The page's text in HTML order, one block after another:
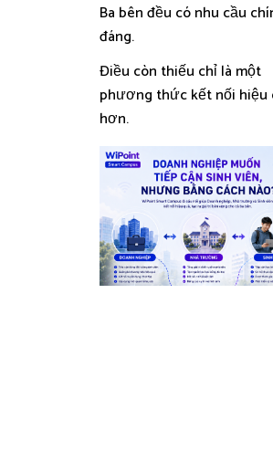
Ba bên đều có nhu cầu
đáng.
Điều còn thiếu chỉ là một
phương thức kết nối hiệu
hơn.